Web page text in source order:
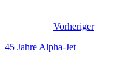
Vorheriger
45 Jahre Alpha-Jet